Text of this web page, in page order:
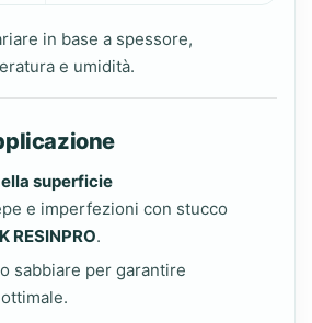
in base a spessore,
e umidità.
superficie
e imperfezioni con stucco
RESINPRO.
sabbiare per garantire